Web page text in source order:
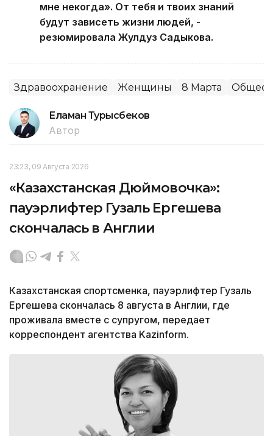
мне некогда». От тебя и твоих знаний
будут зависеть жизни людей, -
резюмировала Жулдуз Садыкова.
Здравоохранение Женщины 8 Марта
Еламан Турысбеков
Автор
23:23, 09 Августа 2026
«Казахстанская Дюймовочка»:
пауэрлифтер Гузаль Ергешева
скончалась в Англии
Казахстанская спортсменка, пауэрлифтер Гузаль
Ергешева скончалась 8 августа в Англии, где
проживала вместе с супругом, передает
корреспондент агентства Kazinform.